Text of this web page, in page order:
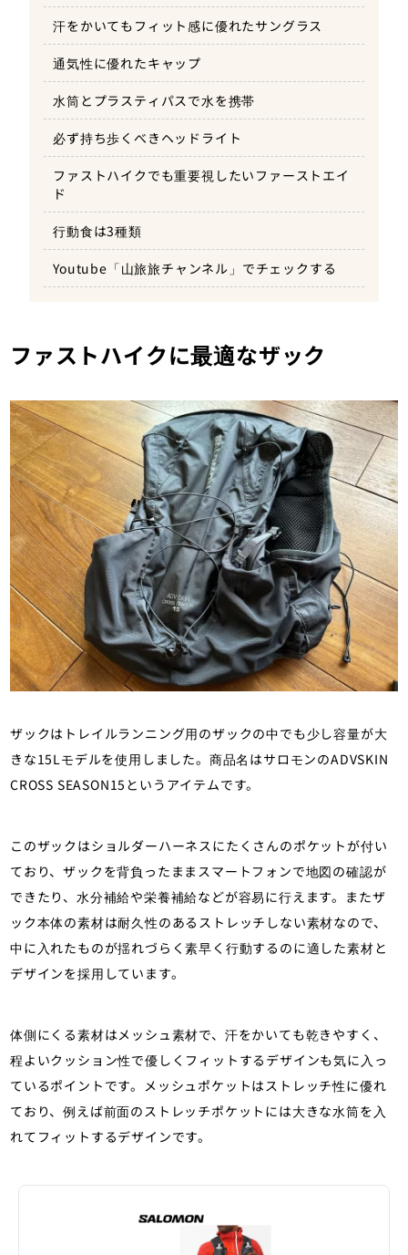
汗をかいてもフィット感に優れたサングラス
通気性に優れたキャップ
水筒とプラスティパスで水を携帯
必ず持ち歩くべきヘッドライト
ファストハイクでも重要視したいファーストエイ
ド
行動食は3種類
Youtube「山旅旅チャンネル」でチェックする
ファストハイクに最適なザック
ザックはトレイルランニング用のザックの中でも少し容量が大
きな15Lモデルを使用しました。商品名はサロモンのADVSKIN
CROSS SEASON15というアイテムです。
このザックはショルダーハーネスにたくさんのポケットが付い
ており、ザックを背負ったままスマートフォンで地図の確認が
できたり、水分補給や栄養補給などが容易に行えます。またザ
ック本体の素材は耐久性のあるストレッチしない素材なので、
中に入れたものが揺れづらく素早く行動するのに適した素材と
デザインを採用しています。
体側にくる素材はメッシュ素材で、汗をかいても乾きやすく、
程よいクッション性で優しくフィットするデザインも気に入っ
ているポイントです。メッシュポケットはストレッチ性に優れ
ており、例えば前面のストレッチポケットには大きな水筒を入
れてフィットするデザインです。